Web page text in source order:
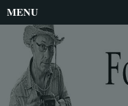
MENU